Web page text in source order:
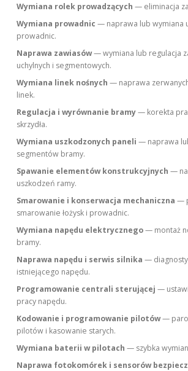
Wymiana rolek prowadzących — eliminacja
Wymiana prowadnic — naprawa lub wymiana
prowadnic.
Naprawa zawiasów— wymiana lub regulacja
uchylnych i segmentowych.
Wymiana linek nośnych — naprawa
linek.
Regulacja i wyrównanie bramy— korekta
skrzydła.
Wymiana uszkodzonych paneli — naprawa
segmentów bramy.
Spawanie elementów konstrukcyjnych —
uszkodzeń ramy.
Smarowanie i konserwacja mechaniczna —
smarowanie łożysk i prowadnic.
Wymiana napędu elektrycznego— montaż
bramy.
Naprawa napędu i serwis silnika —
istniejącego napędu.
Programowanie centrali sterującej —
pracy napędu.
Kodowanie i programowanie pilotów—
pilotów i kasowanie starych.
Wymiana baterii w pilotach — szybka
Naprawa fotokomórek i sensorów